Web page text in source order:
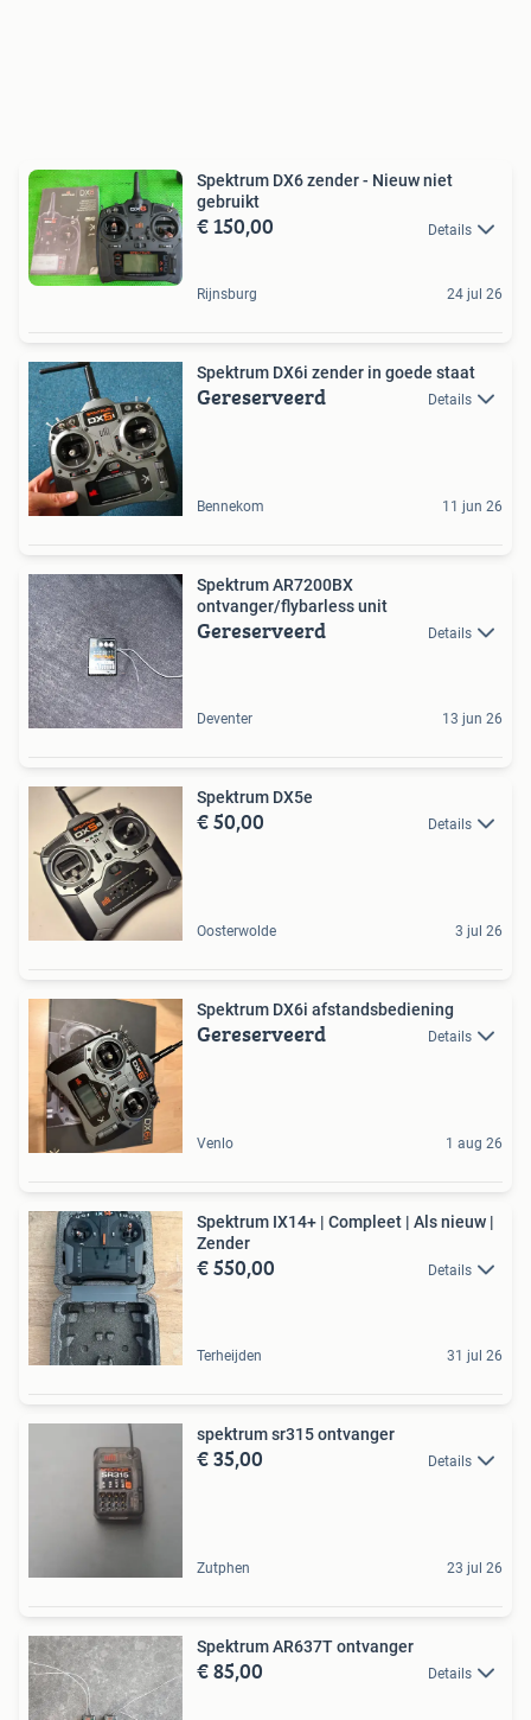
Spektrum DX6 zender - Nieuw niet
gebruikt
€ 150,00 Details
Rijnsburg 24 jul 26
Spektrum DX6i zender in goede staat
Gereserveerd Details
Bennekom 11 jun 26
Spektrum AR7200BX
ontvanger/flybarless unit
Gereserveerd Details
Deventer 13 jun 26
Spektrum DX5e
€ 50,00 Details
Oosterwolde 3 jul 26
Spektrum DX6i afstandsbediening
Gereserveerd Details
Venlo 1 aug 26
Spektrum IX14+ | Compleet | Als nieuw |
Zender
€ 550,00 Details
Terheijden 31 jul 26
spektrum sr315 ontvanger
€ 35,00 Details
Zutphen 23 jul 26
Spektrum AR637T ontvanger
€ 85,00 Details